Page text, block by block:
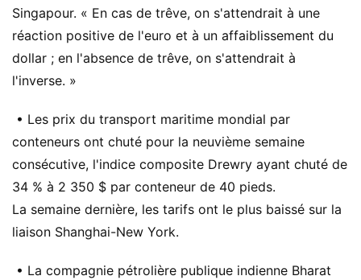
Singapour. « En cas de trêve, on s'attendrait à une
réaction positive de l'euro et à un affaiblissement du
dollar ; en l'absence de trêve, on s'attendrait à
l'inverse. »
• Les prix du transport maritime mondial par
conteneurs ont chuté pour la neuvième semaine
consécutive, l'indice composite Drewry ayant chuté de
34 % à 2 350 $ par conteneur de 40 pieds.
La semaine dernière, les tarifs ont le plus baissé sur la
liaison Shanghai-New York.
• La compagnie pétrolière publique indienne Bharat